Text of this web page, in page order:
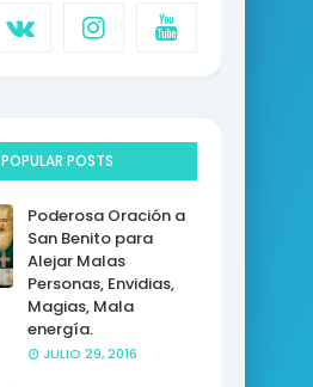
POPULAR POSTS
Poderosa Oración a
San Benito para
Alejar Malas
Personas, Envidias,
Magias, Mala
energía.
JULIO 29, 2016